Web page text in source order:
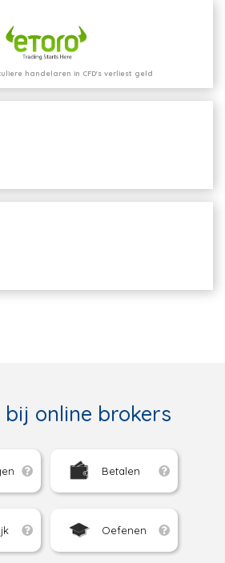
handelaren in CFD's verliest geld
bij online brokers
Betalen
Oefenen